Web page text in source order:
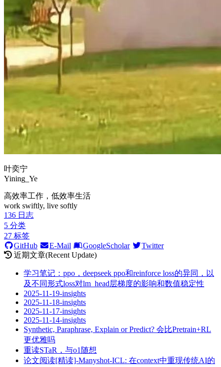
叶奕宁
Yining_Ye
高效率工作，低效率生活
work swiftly, live softly
136 日志
5 分类
27 标签
GitHub
E-Mail GoogleScholar
Twitter
近期文章(Recent Update)
学习笔记：ppo，deepseek ppo和reinforce loss的异同，以
及不同形式loss对lm_head层梯度的影响和数值稳定性
2025-11-19-insights
2025-11-18-insights
2025-11-17-insights
2025-11-14-insights
Synthetic, Paraphrase, Explain or Predict? 会比Pretrain+RL
更优雅吗
重读STaR，与o1随想
论文阅读[精读]-Manyshot-ICL: 在context中重现传统AI的